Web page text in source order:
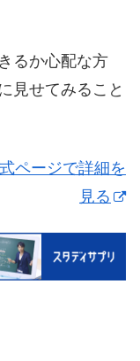
るか心配な方
見せてみること
ページで詳細を
見る